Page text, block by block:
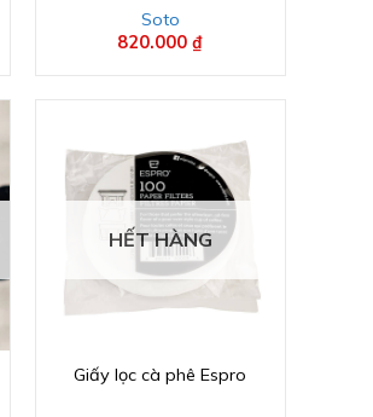
Soto
820.000₫
HẾT HÀNG
Giấy lọc cà phê Espro